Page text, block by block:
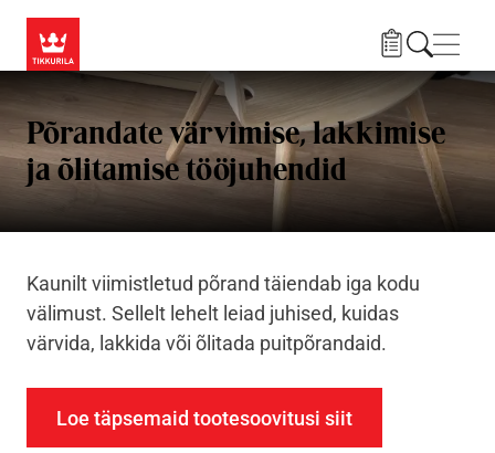
Põrandate värvimise, lakkimise
ja õlitamise tööjuhendid
Kaunilt viimistletud põrand täiendab iga kodu
välimust. Sellelt lehelt leiad juhised, kuidas
värvida, lakkida või õlitada puitpõrandaid.
Loe täpsemaid tootesoovitusi siit